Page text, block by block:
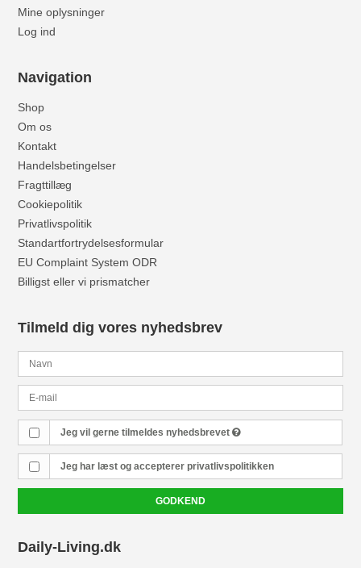
Mine oplysninger
Log ind
Navigation
Shop
Om os
Kontakt
Handelsbetingelser
Fragttillæg
Cookiepolitik
Privatlivspolitik
Standartfortrydelsesformular
EU Complaint System ODR
Billigst eller vi prismatcher
Tilmeld dig vores nyhedsbrev
Jeg vil gerne tilmeldes nyhedsbrevet
Jeg har læst og accepterer privatlivspolitikken
GODKEND
Daily-Living.dk